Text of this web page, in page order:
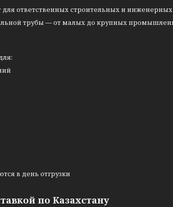
ответственных строительных и инженерных
трубы — от малых до крупных
в день отгрузки
по Казахстану